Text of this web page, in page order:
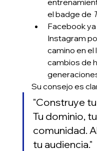
el badge de
Facebook
Instagram
camino en el
cambios de
Su consejo es
"Construye
Tu dominio,
comunidad.
tu audiencia."